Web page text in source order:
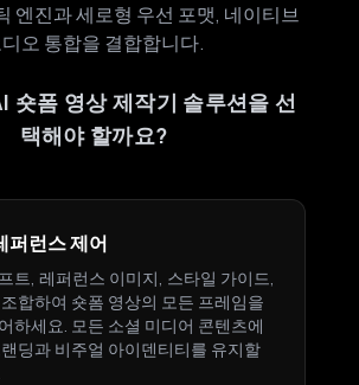
엔진과 세로형 우선 포맷, 네이티브
오 통합을 결합합니다.
숏폼 영상 제작기 솔루션을 선
택해야 할까요?
퍼런스 제어
트, 레퍼런스 이미지, 스타일 가이드,
합하여 숏폼 영상의 모든 프레임을
하세요. 모든 소셜 미디어 콘텐츠에
딩과 비주얼 아이덴티티를 유지할